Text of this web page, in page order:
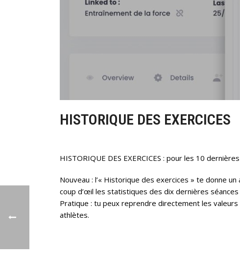
HISTORIQUE DES EXERCICES
HISTORIQUE DES EXERCICES : pour les 10
Nouveau : l’« Historique des exercices » te donne
coup d’œil les statistiques des dix dernières
Pratique : tu peux reprendre directement les valeurs
athlètes.